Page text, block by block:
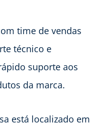
time de vendas
técnico e
suporte aos
da marca.
está localizado em